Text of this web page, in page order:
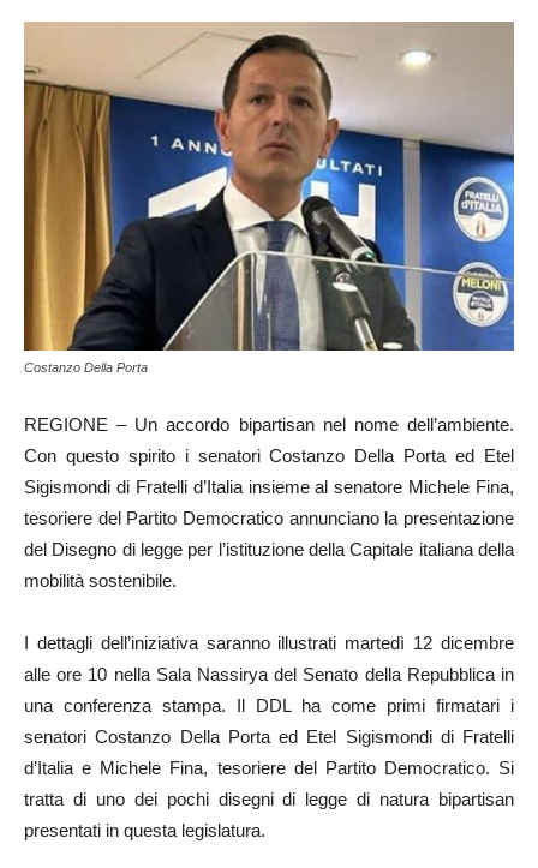
Costanzo Della Porta
REGIONE – Un accordo bipartisan nel nome dell’ambiente.
Con questo spirito i senatori Costanzo Della Porta ed Etel
Sigismondi di Fratelli d’Italia insieme al senatore Michele Fina,
tesoriere del Partito Democratico annunciano la presentazione
del Disegno di legge per l’istituzione della Capitale italiana della
mobilità sostenibile.
I dettagli dell’iniziativa saranno illustrati martedì 12 dicembre
alle ore 10 nella Sala Nassirya del Senato della Repubblica in
una conferenza stampa. Il DDL ha come primi firmatari i
senatori Costanzo Della Porta ed Etel Sigismondi di Fratelli
d’Italia e Michele Fina, tesoriere del Partito Democratico. Si
tratta di uno dei pochi disegni di legge di natura bipartisan
presentati in questa legislatura.